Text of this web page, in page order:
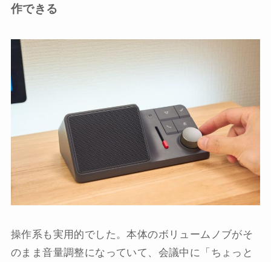
作できる
操作系も実用的でした。本体のボリュームノブがそ
のまま音量調整になっていて、会議中に「ちょっと